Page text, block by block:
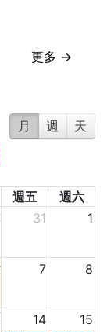
更多 →
月 週 天
週五
週六
31 1
7 8
14 15